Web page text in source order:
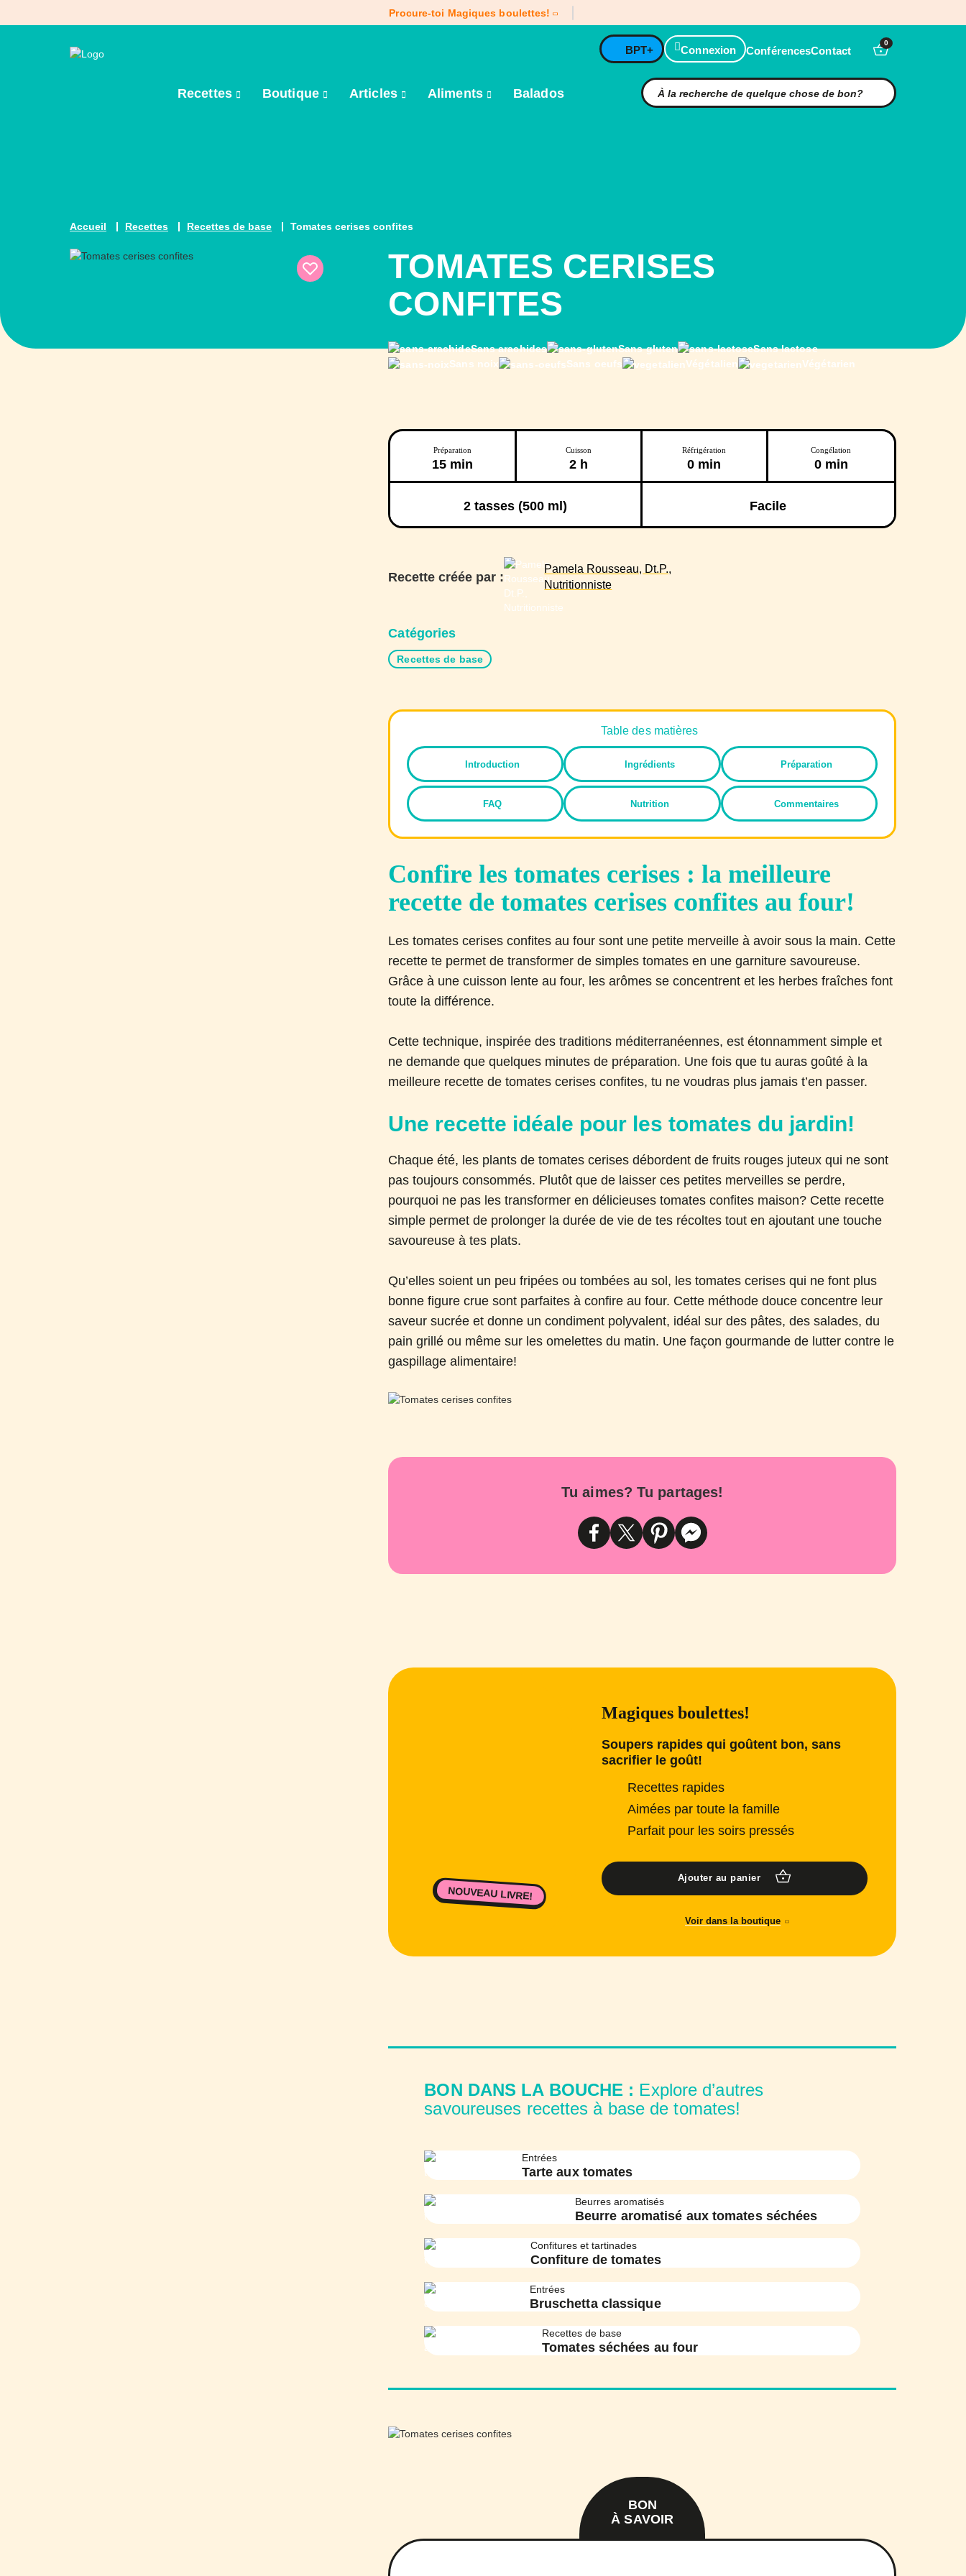
Procure-toi Magiques boulettes!
BPT+ Connexion ConférencesContact
0
Recettes Boutique Articles Aliments Balados
Accueil Recettes Recettes de base Tomates cerises confites
TOMATES CERISES
CONFITES
Sans arachides Sans gluten
Sans lactose
Sans noix
Sans oeufs Végétalien Végétarien
Préparation
15 min
Cuisson
2 h
Réfrigération
0 min
Congélation
0 min
2tasses (500 ml) Facile
Recette créée par :
Pamela Rousseau, Dt.P.,
Nutritionniste
Catégories
Recettes de base
Table des matières
Introduction Ingrédients Préparation
FAQ Nutrition Commentaires
Confire les tomates cerises : la meilleure
recette de tomates cerises confites au four!
Les tomates cerises confites au four sont une petite merveille à avoir sous la main. Cette
recette te permet de transformer de simples tomates en une garniture savoureuse.
Grâce à une cuisson lente au four, les arômes se concentrent et les herbes fraîches font
toute la différence.
Cette technique, inspirée des traditions méditerranéennes, est étonnamment simple et
ne demande que quelques minutes de préparation. Une fois que tu auras goûté à la
meilleure recette de tomates cerises confites, tu ne voudras plus jamais t’en passer.
Une recette idéale pour les tomates du jardin!
Chaque été, les plants de tomates cerises débordent de fruits rouges juteux qui ne sont
pas toujours consommés. Plutôt que de laisser ces petites merveilles se perdre,
pourquoi ne pas les transformer en délicieuses tomates confites maison? Cette recette
simple permet de prolonger la durée de vie de tes récoltes tout en ajoutant une touche
savoureuse à tes plats.
Qu’elles soient un peu fripées ou tombées au sol, les tomates cerises qui ne font plus
bonne figure crue sont parfaites à confire au four. Cette méthode douce concentre leur
saveur sucrée et donne un condiment polyvalent, idéal sur des pâtes, des salades, du
pain grillé ou même sur les omelettes du matin. Une façon gourmande de lutter contre le
gaspillage alimentaire!
Tu aimes? Tu partages!
Magiques boulettes!
Soupers rapides qui goûtent bon, sans
sacrifier le goût!
Recettes rapides
Aimées par toute la famille
Parfait pour les soirs pressés
Ajouter au panier
Voir dans la boutique
NOUVEAU LIVRE!
BON DANS LA BOUCHE : Explore d’autres
savoureuses recettes à base de tomates!
Entrées
Tarte aux tomates
Beurres aromatisés
Beurre aromatisé aux tomates séchées
Confitures et tartinades
Confiture de tomates
Entrées
Bruschetta classique
Recettes de base
Tomates séchées au four
BON
À SAVOIR